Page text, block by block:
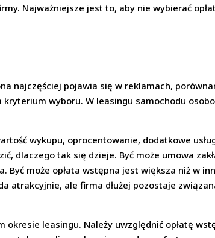
Najważniejsze jest to, aby nie wybierać
najczęściej pojawia się w reklamach,
wyboru. W leasingu samochodu
wykupu, oprocentowanie, dodatkowe
dlaczego tak się dzieje. Być może umowa
może opłata wstępna jest większa niż w
atrakcyjnie, ale firma dłużej pozostaje
okresie leasingu. Należy uwzględnić opłatę